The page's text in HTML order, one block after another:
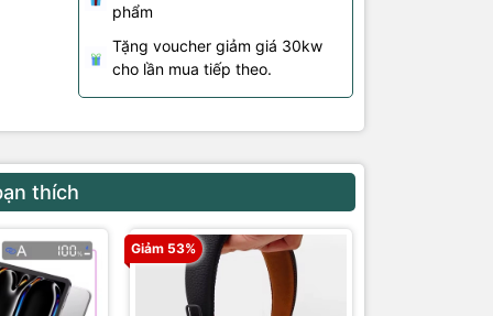
phẩm
Tặng voucher giảm giá 30kw
cho lần mua tiếp theo.
thích
Giảm 53%